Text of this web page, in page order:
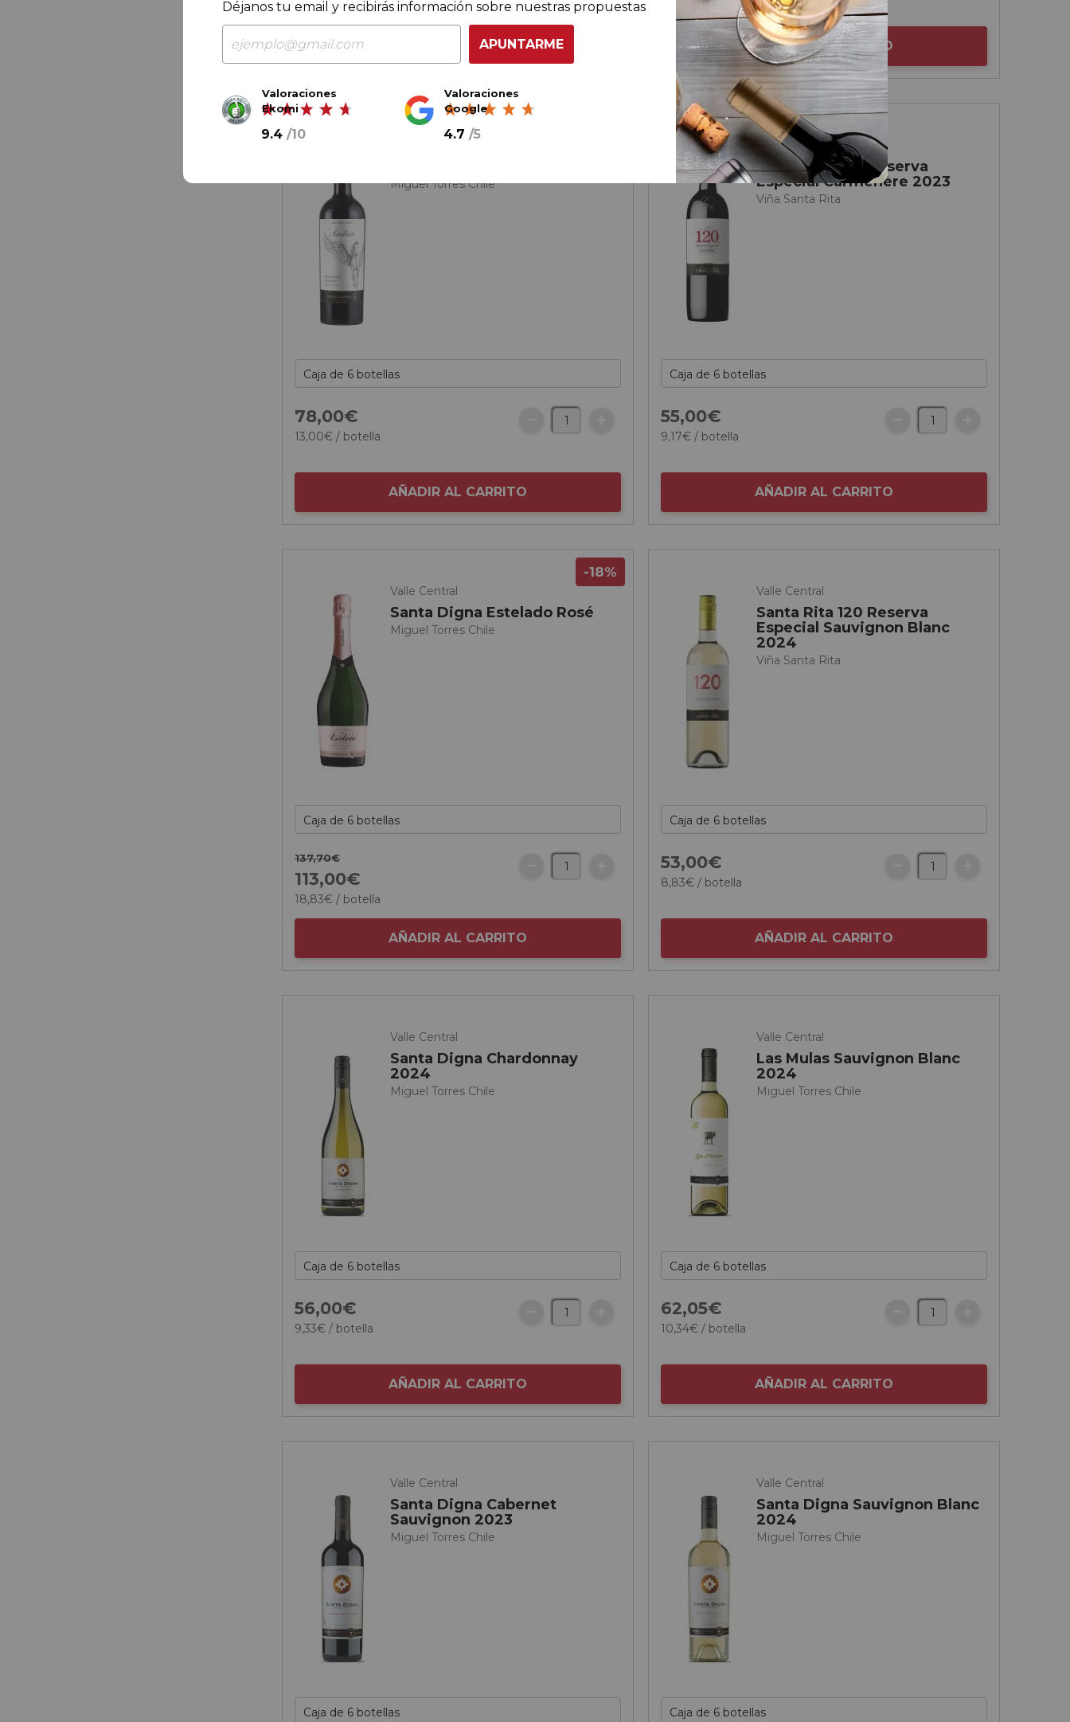
AÑADIR AL CARRITO AÑADIR AL CARRITO
Miguel Torres Chile
78,00€
13,00€ / botella
AÑADIR AL CARRITO
Valle Central
Santa Rita 120 Reserva
Especial Carménère 2023
Viña Santa Rita
55,00€
9,17€ / botella
AÑADIR AL CARRITO
Valle Central
Santa Digna Estelado Rosé
Miguel Torres Chile
-18%
137,70€
113,00€
18,83€ / botella
AÑADIR AL CARRITO
Valle Central
Santa Rita 120 Reserva
Especial Sauvignon Blanc
2024
Viña Santa Rita
53,00€
8,83€ / botella
AÑADIR AL CARRITO
Valle Central
Santa Digna Chardonnay
2024
Miguel Torres Chile
56,00€
9,33€ / botella
AÑADIR AL CARRITO
Valle Central
Las Mulas Sauvignon Blanc
2024
Miguel Torres Chile
62,05€
10,34€ / botella
AÑADIR AL CARRITO
Valle Central
Santa Digna Cabernet
Sauvignon 2023
Miguel Torres Chile
Valle Central
Santa Digna Sauvignon Blanc
2024
Miguel Torres Chile
Déjanos tu email y recibirás información sobre nuestras propuestas
APUNTARME
Valoraciones
Ekomi
9.4 /10
Valoraciones
Google
4.7 /5